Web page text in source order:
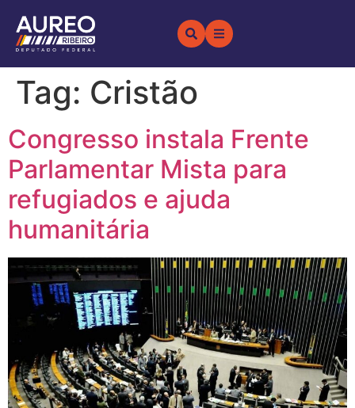
Tag: Cristão
Congresso instala Frente
Parlamentar Mista para
refugiados e ajuda
humanitária